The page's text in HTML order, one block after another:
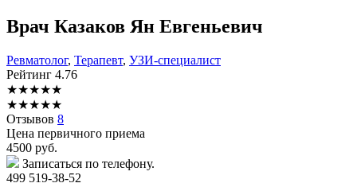
Врач Казаков Ян Евгеньевич
Ревматолог, Терапевт, УЗИ-специалист
Рейтинг 4.76
★★★★★
★★★★★
Отзывов 8
Цена первичного приема
4500 руб.
Записаться по телефону.
499 519-38-52